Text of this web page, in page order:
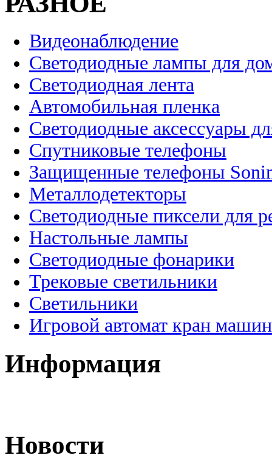
Видеонаблюдение
Светодиодные лампы для
Светодиодная лента
Автомобильная пленка
Светодиодные аксессуары
Спутниковые телефоны
Защищенные телефоны
Металлодетекторы
Светодиодные пиксели для
Настольные лампы
Светодиодные фонарики
Трековые светильники
Светильники
Игровой автомат кран
Информация
Новости